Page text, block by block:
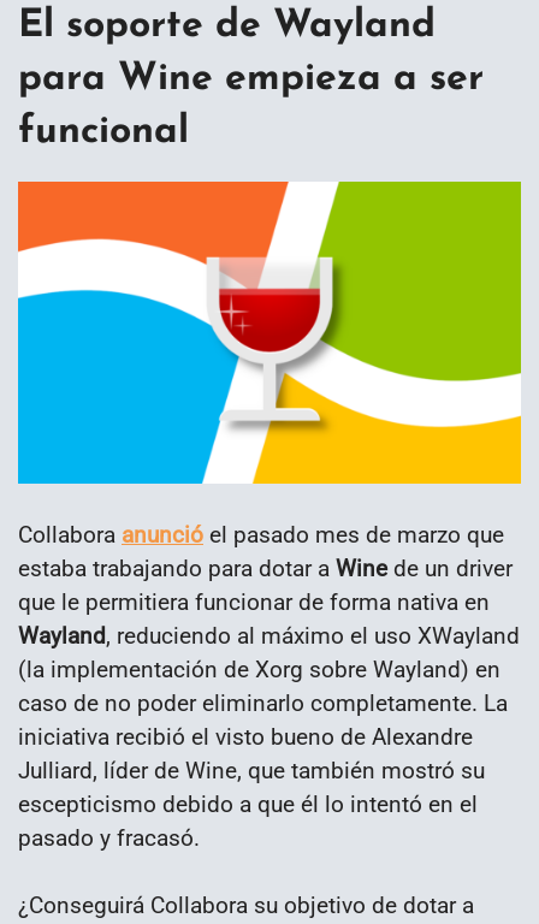
El soporte de Wayland
para Wine empieza a ser
funcional
Collabora anunció el pasado mes de marzo que
estaba trabajando para dotar a Winede un driver
que le permitiera funcionar de forma nativa en
Wayland, reduciendo al máximo el uso XWayland
(la implementación de Xorg sobre Wayland) en
caso de no poder eliminarlo completamente. La
iniciativa recibió el visto bueno de Alexandre
Julliard, líder de Wine, que también mostró su
escepticismo debido a que él lo intentó en el
pasado y fracasó.
¿Conseguirá Collabora su objetivo de dotar a